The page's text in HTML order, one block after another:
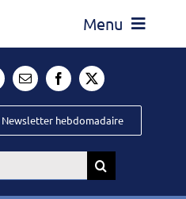
Menu
hebdomadaire